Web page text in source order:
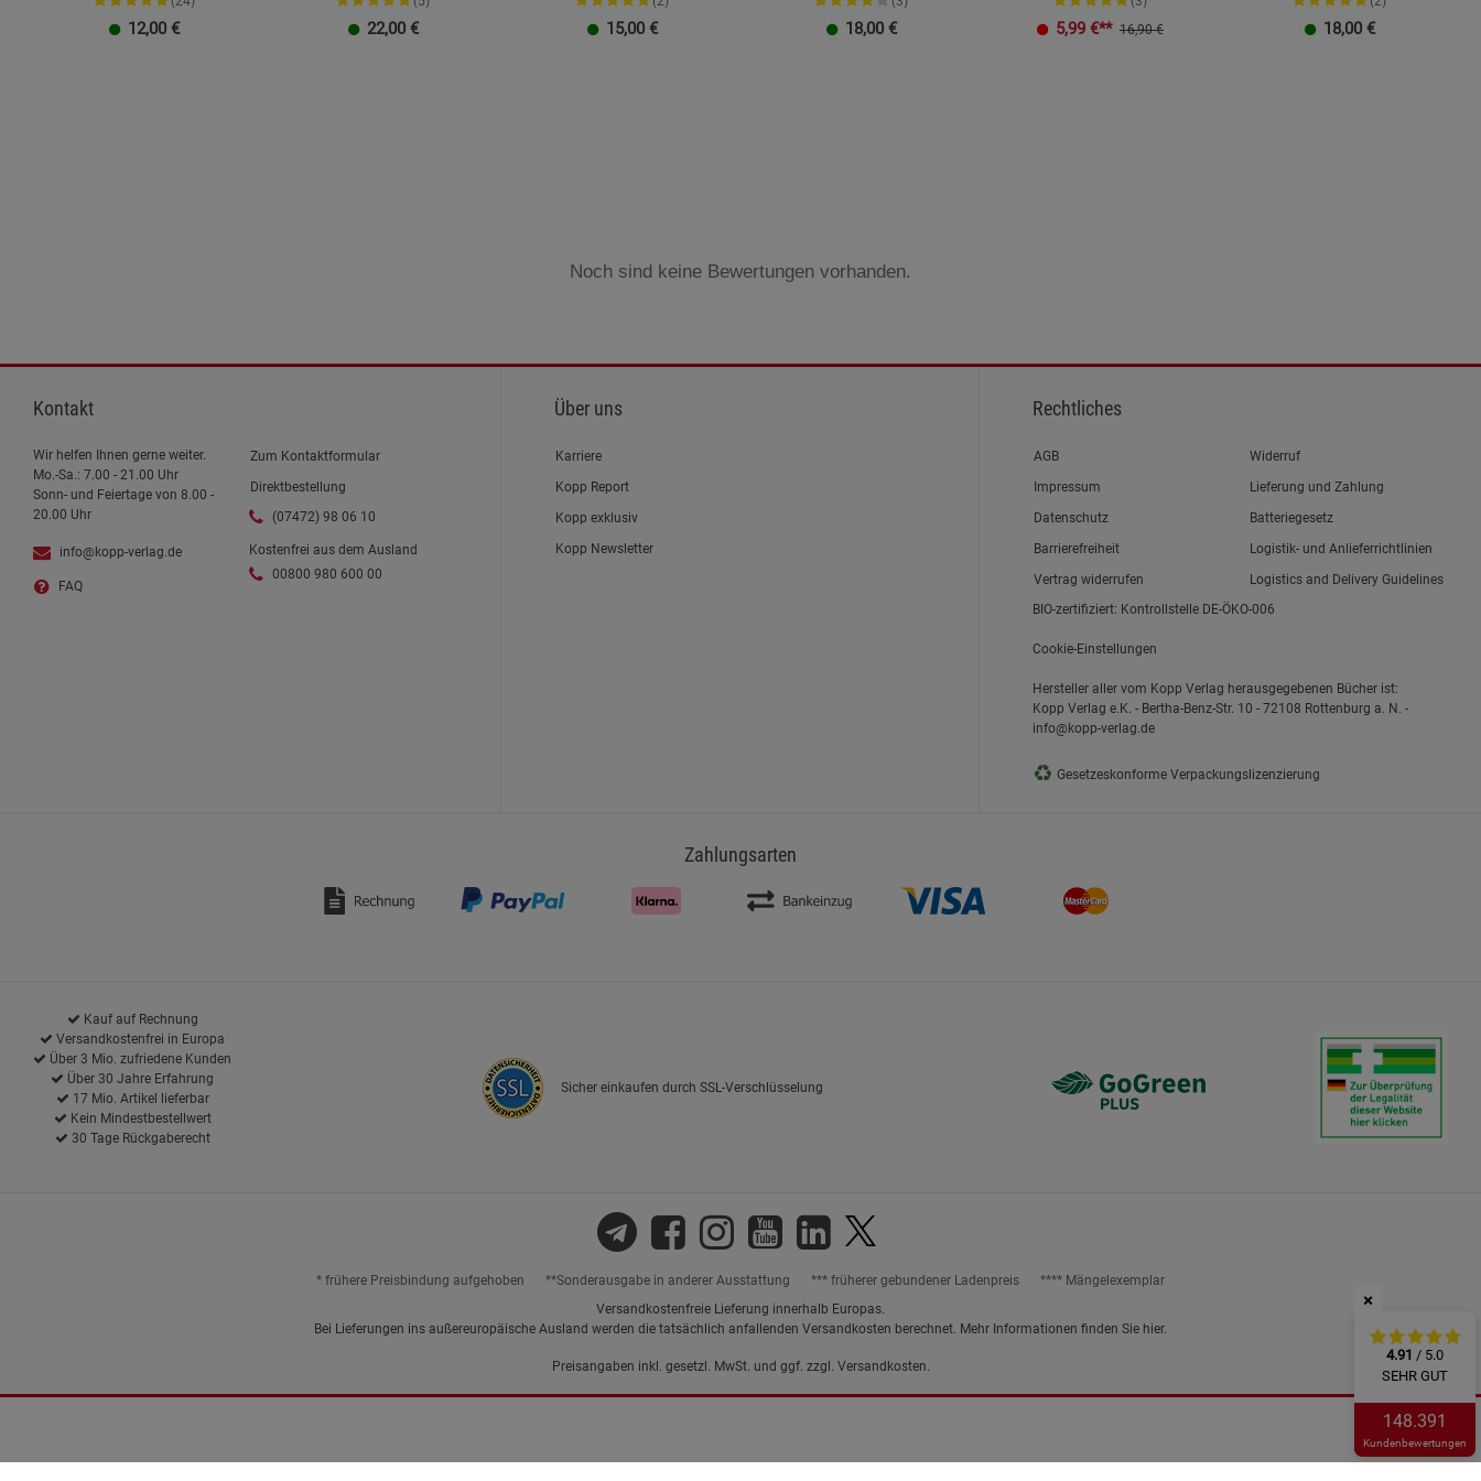
12,00 € 22,00 € 15,00 € 18,00 € 5,99 €** 16,90 € 18,00 €
Noch sind keine Bewertungen vorhanden.
×
4.91 / 5.0
SEHR GUT
148.391
Kundenbewertungen
Kontakt
Wir helfen Ihnen gerne weiter.
Mo.-Sa.: 7.00 - 21.00 Uhr
Sonn- und Feiertage von 8.00 -
20.00 Uhr
info@kopp-verlag.de
FAQ
Zum Kontaktformular
Direktbestellung
(07472) 98 06 10
Kostenfrei aus dem Ausland
00800 980 600 00
Über uns
Karriere
Kopp Report
Kopp exklusiv
Kopp Newsletter
Rechtliches
Link zum/zur
AGB
Link zum/zur
Impressum
Link zum/zur
Datenschutz
Link zum/zur
Barrierefreiheit
Vertrag widerrufen
Widerruf
Lieferung und Zahlung
Batteriegesetz
Logistik- und Anlieferrichtlinien
Logistics and Delivery Guidelines
BIO-zertifiziert: Kontrollstelle DE-ÖKO-006
Cookie-Einstellungen
Hersteller aller vom Kopp Verlag herausgegebenen Bücher ist:
Kopp Verlag e.K. - Bertha-Benz-Str. 10 - 72108 Rottenburg a. N. -
info@kopp-verlag.de
♻ Gesetzeskonforme Verpackungslizenzierung
Zahlungsarten
Kauf auf Rechnung
Versandkostenfrei in Europa
Über 3 Mio. zufriedene Kunden
Über 30 Jahre Erfahrung
17 Mio. Artikel lieferbar
Kein Mindestbestellwert
30 Tage Rückgaberecht
Sicher einkaufen durch SSL-Verschlüsselung
* frühere Preisbindung aufgehoben **Sonderausgabe in anderer Ausstattung *** früherer gebundener Ladenpreis
**** Mängelexemplar
Versandkostenfreie Lieferung innerhalb Europas.
Bei Lieferungen ins außereuropäische Ausland werden die tatsächlich anfallenden Versandkosten berechnet. Mehr Informationen finden Sie hier.
Preisangaben inkl. gesetzl. MwSt. und ggf. zzgl. Versandkosten.